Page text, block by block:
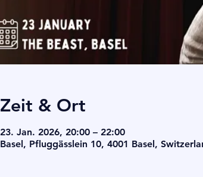
Zeit & Ort
23. Jan. 2026, 20:00 – 22:00
Basel, Pfluggässlein 10, 4001 Basel,